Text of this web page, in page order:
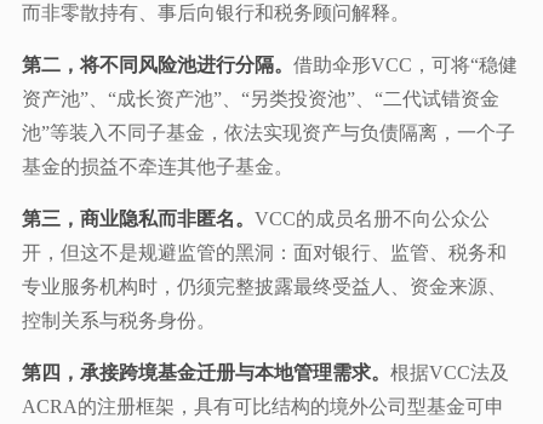
而非零散持有、事后向银行和税务顾问解释。
第二，将不同风险池进行分隔。 借助伞形VCC，可将“稳健
资产池”、“成长资产池”、“另类投资池”、“二代试错资金
池”等装入不同子基金，依法实现资产与负债隔离，一个子
基金的损益不牵连其他子基金。
第三，商业隐私而非匿名。 VCC的成员名册不向公众公
开，但这不是规避监管的黑洞：面对银行、监管、税务和
专业服务机构时，仍须完整披露最终受益人、资金来源、
控制关系与税务身份。
第四，承接跨境基金迁册与本地管理需求。 根据VCC法及
ACRA的注册框架，具有可比结构的境外公司型基金可申